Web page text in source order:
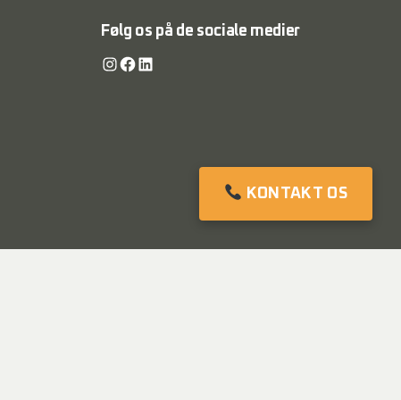
Følg os på de sociale medier
Instagram Facebook LinkedIn
KONTAKT OS